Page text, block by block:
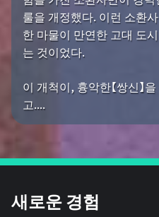
룰을 개정했다. 이런 소환
한 마물이 만연한 고대 도
는 것이었다.
이 개척이, 흉악한【쌍신】
고....
새로운 경험